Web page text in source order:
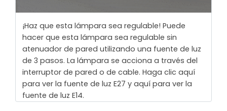
¡Haz que esta lámpara sea regulable! Puede
hacer que esta lámpara sea regulable sin
atenuador de pared utilizando una fuente de luz
de 3 pasos. La lámpara se acciona a través del
interruptor de pared o de cable. Haga clic aquí
para ver la fuente de luz E27 y aquí para ver la
fuente de luz E14.